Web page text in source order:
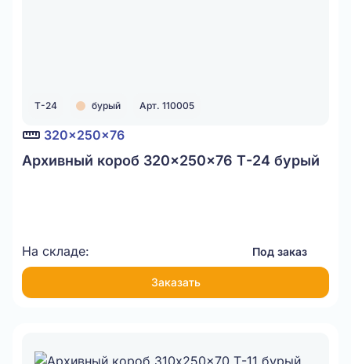
Т-24 бурый Арт. 110005
320x250x76
Архивный короб 320x250x76 Т-24 бурый
На складе: Под заказ
Заказать